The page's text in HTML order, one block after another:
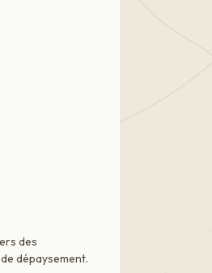
des
dépaysement.